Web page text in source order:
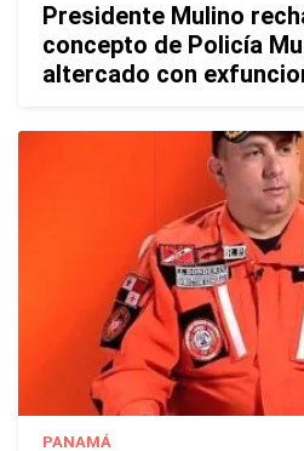
Presidente Mulino
concepto de Policía
altercado con
PANAMÁ